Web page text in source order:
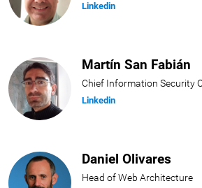
Linkedin
Martín San Fabián
Chief Information Security
Linkedin
Daniel Olivares
Head of Web Architecture